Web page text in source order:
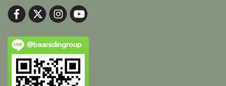
@baanidingroup